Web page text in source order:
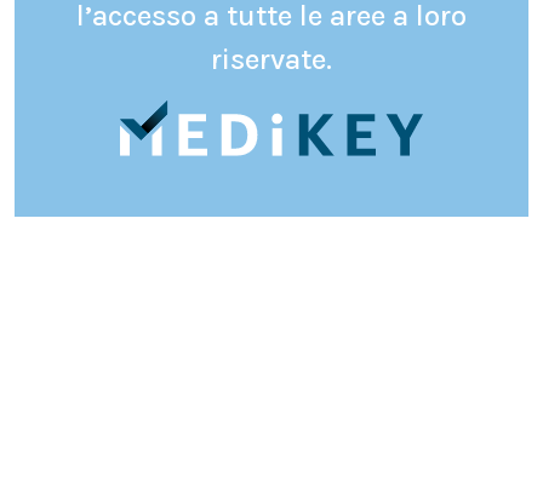
l’accesso a tutte le aree a loro
riservate.